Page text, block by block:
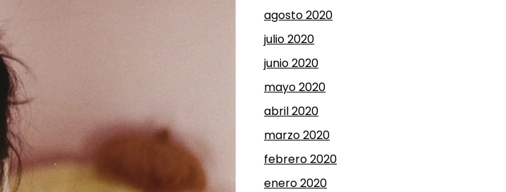
agosto 2020
julio 2020
junio 2020
mayo 2020
abril 2020
marzo 2020
febrero 2020
enero 2020